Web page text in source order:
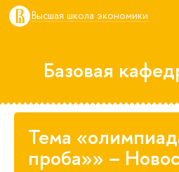
Высшая школа экономики
Базовая
Тема
проба»» –